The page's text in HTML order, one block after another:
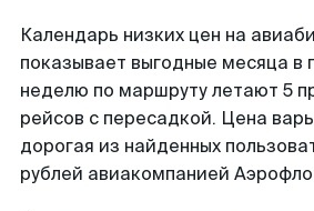
Календарь низких цен на
показывает выгодные месяца в
неделю по маршруту летают 5
рейсов с пересадкой. Цена
дорогая из найденных
рублей авиакомпанией